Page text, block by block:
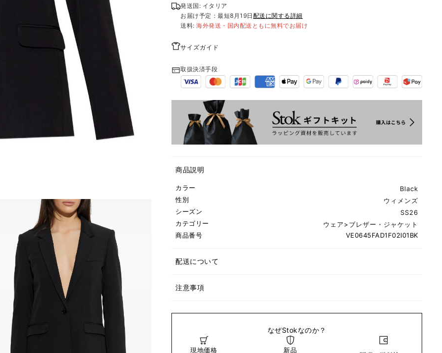
発送国: イタリア
お届け予定：最短8月19日 配送に関する詳細
送料:海外発送・国内配送ともに無料でお届け
サイズガイド
取扱決済手段
商品説明
カラー
Black
性別
ウィメンズ
シーズン
SS26
カテゴリー
ウェア>ブレザー・ジャケット
商品番号
VE0645FAD1F02I01BK
配送について
注意事項
なぜStokなのか？
現地価格 新品